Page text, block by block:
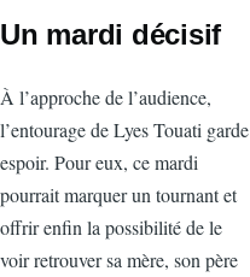
Un mardi décisif
À l’approche de l’audience,
l’entourage de Lyes Touati garde
espoir. Pour eux, ce mardi
pourrait marquer un tournant et
offrir enfin la possibilité de le
voir retrouver sa mère, son père